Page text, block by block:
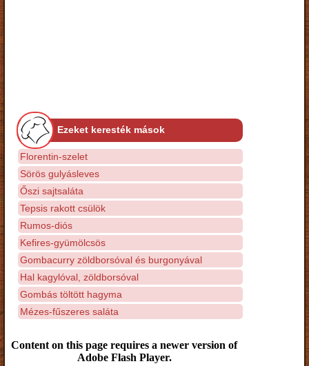
Ezeket keresték mások
Florentin-szelet
Sörös gulyásleves
Őszi sajtsaláta
Tepsis rakott csülök
Rumos-diós
Kefires-gyümölcsös
Gombacurry zöldborsóval és burgonyával
Hal kagylóval, zöldborsóval
Gombás töltött hagyma
Mézes-fűszeres saláta
Content on this page requires a newer version of
Adobe Flash Player.